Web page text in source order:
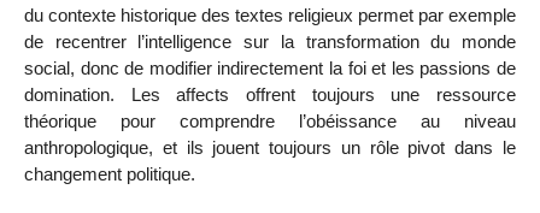
du contexte historique des textes religieux permet par exemple
de recentrer l’intelligence sur la transformation du monde
social, donc de modifier indirectement la foi et les passions de
domination. Les affects offrent toujours une ressource
théorique pour comprendre l’obéissance au niveau
anthropologique, et ils jouent toujours un rôle pivot dans le
changement politique.